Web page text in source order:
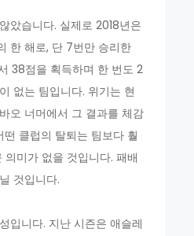
았습니다. 실제로 2018년은
한 해로, 단 7번만 승리한
38점을 획득하며 한 번도 2
없는 팀입니다. 위기는 현
오 너머에서 그 결과를 체감
클럽의 탈퇴는 팀보다 훨
미가 없을 것입니다. 패배
것입니다.
입니다. 지난 시즌은 애슬레